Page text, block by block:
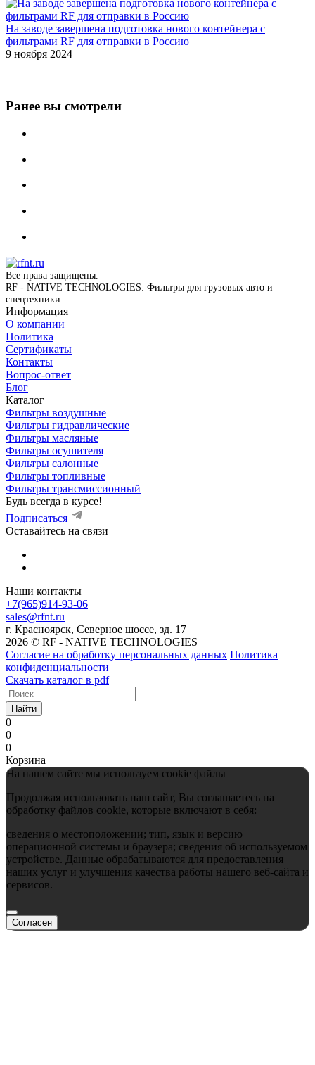
На заводе завершена подготовка нового контейнера с
фильтрами RF для отправки в Россию
9 ноября 2024
Ранее вы смотрели
Все права защищены.
RF - NATIVE TECHNOLOGIES: Фильтры для грузовых авто и
спецтехники
Информация
О компании
Политика
Сертификаты
Контакты
Вопрос-ответ
Блог
Каталог
Фильтры воздушные
Фильтры гидравлические
Фильтры масляные
Фильтры осушителя
Фильтры салонные
Фильтры топливные
Фильтры трансмиссионный
Будь всегда в курсе!
Подписаться
Оставайтесь на связи
Наши контакты
+7(965)914-93-06
sales@rfnt.ru
г. Красноярск, Северное шоссе, зд. 17
2026 © RF - NATIVE TECHNOLOGIES
Согласие на обработку персональных данных Политика
конфиденциальности
Скачать каталог в pdf
Найти
0
0
0
Корзина
На нашем сайте мы используем cookie файлы
Продолжая использовать наш сайт, Вы соглашаетесь на
обработку файлов cookie, которые включают в себя:
сведения о местоположении; тип, язык и версию
операционной системы и браузера; сведения об используемом
устройстве. Данные обрабатываются для предоставления
наших услуг и улучшения качества работы нашего веб-сайта и
сервисов.
Согласен